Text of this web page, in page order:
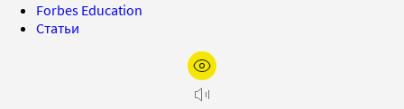
Forbes Education
Статьи